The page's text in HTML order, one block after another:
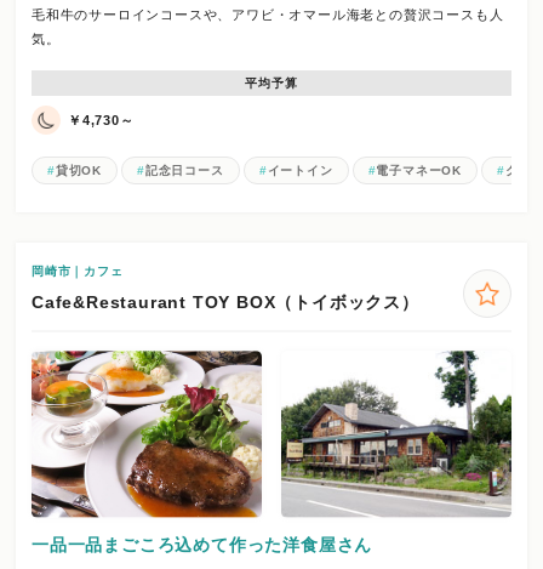
毛和牛のサーロインコースや、アワビ・オマール海老との贅沢コースも人
気。
平均予算
￥4,730～
貸切OK 記念日コース イートイン 電子マネーOK クレ
岡崎市｜カフェ
Cafe&Restaurant TOY BOX（トイボックス）
一品一品まごころ込めて作った洋食屋さん